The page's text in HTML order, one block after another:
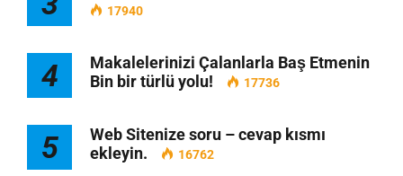
17940
4
Makalelerinizi Çalanlarla Baş Etmenin
Bin bir türlü yolu!
17736
5
Web Sitenize soru – cevap kısmı
ekleyin.
16762